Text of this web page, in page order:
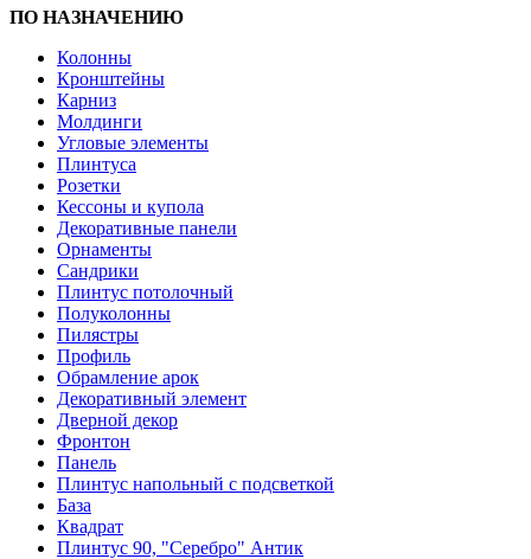
ПО НАЗНАЧЕНИЮ
Колонны
Кронштейны
Карниз
Молдинги
Угловые элементы
Плинтуса
Розетки
Кессоны и купола
Декоративные панели
Орнаменты
Сандрики
Плинтус потолочный
Полуколонны
Пилястры
Профиль
Обрамление арок
Декоративный элемент
Дверной декор
Фронтон
Панель
Плинтус напольный с подсветкой
База
Квадрат
Плинтус 90, "Серебро" Антик